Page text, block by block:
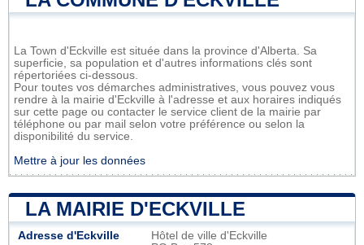
La Town d'Eckville est située dans la province d'Alberta. Sa
superficie, sa population et d'autres informations clés sont
répertoriées ci-dessous.
Pour toutes vos démarches administratives, vous pouvez vous
rendre à la mairie d'Eckville à l'adresse et aux horaires indiqués
sur cette page ou contacter le service client de la mairie par
téléphone ou par mail selon votre préférence ou selon la
disponibilité du service.
Mettre à jour les données
LA MAIRIE D'ECKVILLE
Adresse d'Eckville
Hôtel de ville d'Eckville